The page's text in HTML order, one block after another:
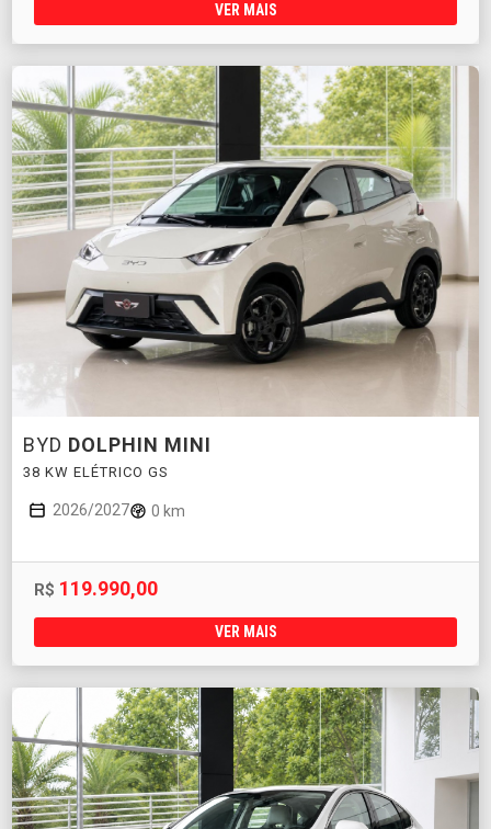
VER MAIS
BYD DOLPHIN MINI
38 KW ELÉTRICO GS
2026/2027 0 km
R$ 119.990,00
VER MAIS